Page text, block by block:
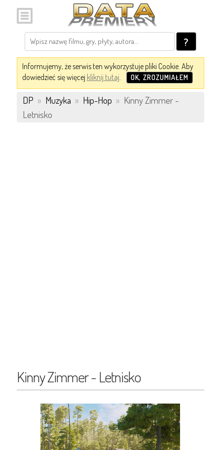
?
Informujemy, że serwis ten wykorzystuje pliki Cookie. Aby
dowiedzieć się więcej kliknij tutaj. OK, ZROZUMIAŁEM
DP » Muzyka » Hip-Hop » Kinny Zimmer -
Letnisko
Kinny Zimmer - Letnisko